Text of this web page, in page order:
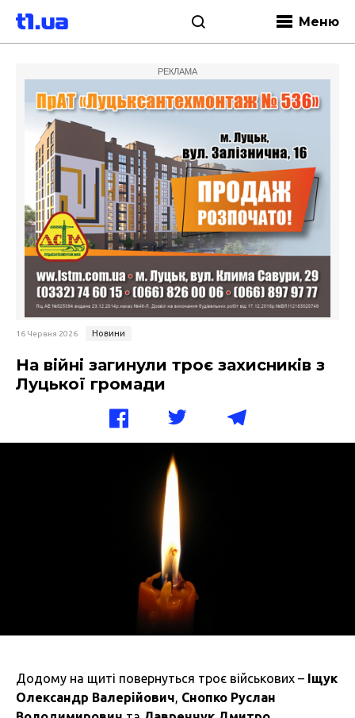
Меню
РЕКЛАМА
16 Червня 2026 Новини
На війні загинули троє захисників з
Луцької громади
Додому на щиті повернуться троє військових – Іщук
Олександр Валерійович Снопко Руслан